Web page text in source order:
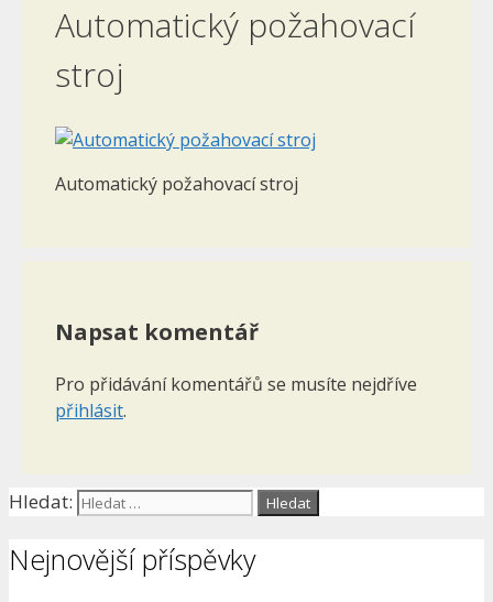
Automatický požahovací
stroj
Automatický požahovací stroj
Napsat komentář
Pro přidávání komentářů se musíte nejdříve
přihlásit.
Hledat:
Nejnovější příspěvky